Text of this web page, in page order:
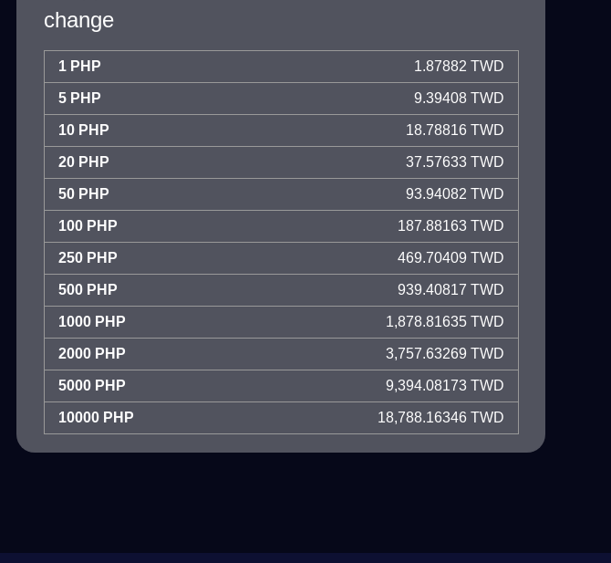
change
1 PHP 1.87882 TWD
5 PHP 9.39408 TWD
10 PHP 18.78816 TWD
20 PHP 37.57633 TWD
50 PHP 93.94082 TWD
100 PHP 187.88163 TWD
250 PHP 469.70409 TWD
500 PHP 939.40817 TWD
1000 PHP 1,878.81635 TWD
2000 PHP 3,757.63269 TWD
5000 PHP 9,394.08173 TWD
10000 PHP 18,788.16346 TWD